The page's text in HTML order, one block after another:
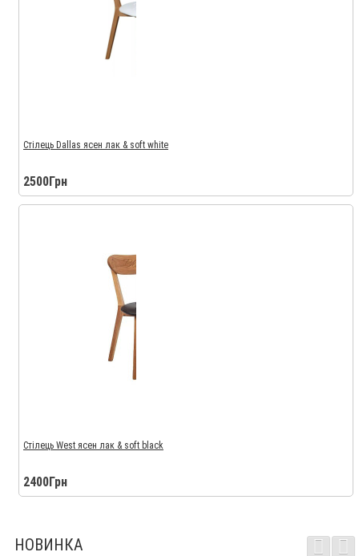
Стілець Dallas ясен лак & soft white
2500Грн
Стілець West ясен лак & soft black
2400Грн
НОВИНКА